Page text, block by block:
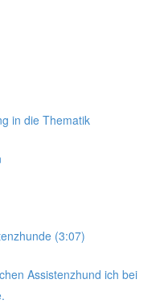
in die Thematik
(3:07)
Assistenzhund ich bei